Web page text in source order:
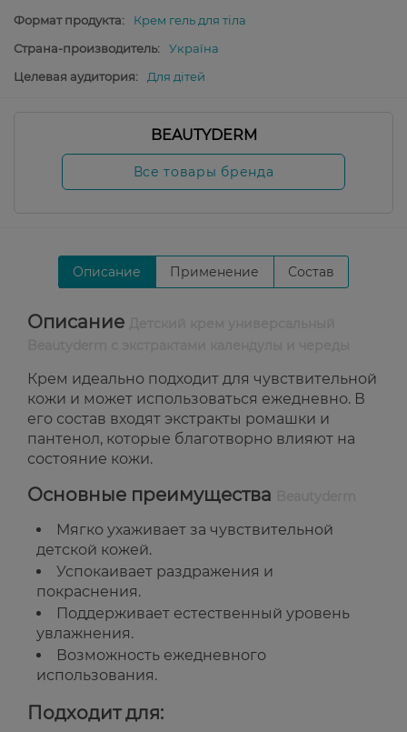
Формат продукта:
Крем гель для тіла
Страна-производитель:
Україна
Целевая аудитория:
Для дітей
BEAUTYDERM
Все товары бренда
Описание Применение Состав
Описание
Крем идеально подходит для чувствительной
кожи и может использоваться ежедневно. В
его состав входят экстракты ромашки и
пантенол, которые благотворно влияют на
состояние кожи.
Основные преимущества
Мягко ухаживает за чувствительной
детской кожей.
Успокаивает раздражения и
покраснения.
Поддерживает естественный уровень
увлажнения.
Возможность ежедневного
использования.
Подходит для: